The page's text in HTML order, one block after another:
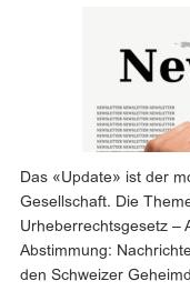
Das «Update» ist der
Gesellschaft. Die
Urheberrechtsgesetz –
Abstimmung:
den Schweizer